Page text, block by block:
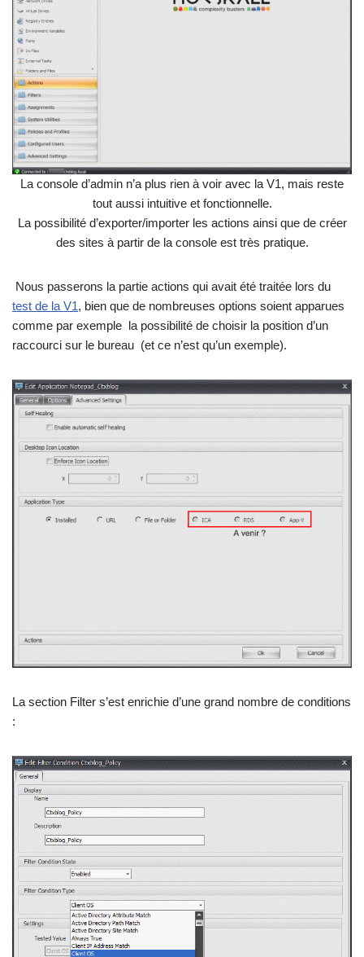
La console d’admin n’a plus rien à voir avec la V1, mais reste
tout aussi intuitive et fonctionnelle.
La possibilité d’exporter/importer les actions ainsi que de créer
des sites à partir de la console est très pratique.
Nous passerons la partie actions qui avait été traitée lors du
test de la V1, bien que de nombreuses options soient apparues
comme par exemple la possibilité de choisir la position d’un
raccourci sur le bureau (et ce n’est qu’un exemple).
La section Filter s’est enrichie d’une grand nombre de conditions
: